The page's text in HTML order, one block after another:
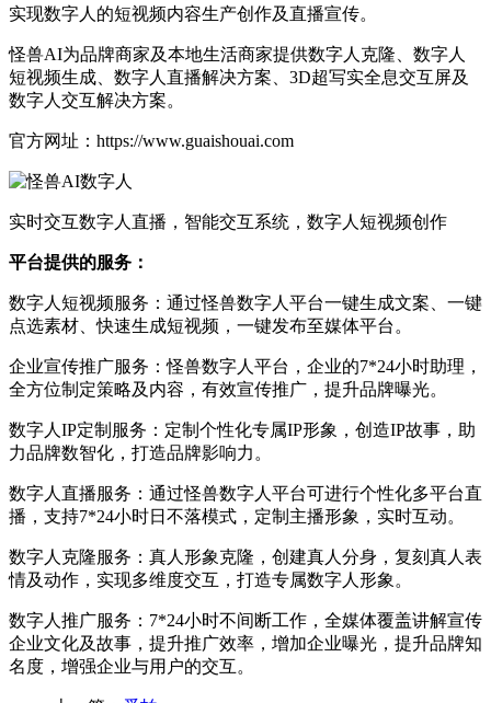
实现数字人的短视频内容生产创作及直播宣传。
怪兽AI为品牌商家及本地生活商家提供数字人克隆、数字人
短视频生成、数字人直播解决方案、3D超写实全息交互屏及
数字人交互解决方案。
官方网址：https://www.guaishouai.com
实时交互数字人直播，智能交互系统，数字人短视频创作
平台提供的服务：
数字人短视频服务：通过怪兽数字人平台一键生成文案、一键
点选素材、快速生成短视频，一键发布至媒体平台。
企业宣传推广服务：怪兽数字人平台，企业的7*24小时助理，
全方位制定策略及内容，有效宣传推广，提升品牌曝光。
数字人IP定制服务：定制个性化专属IP形象，创造IP故事，助
力品牌数智化，打造品牌影响力。
数字人直播服务：通过怪兽数字人平台可进行个性化多平台直
播，支持7*24小时日不落模式，定制主播形象，实时互动。
数字人克隆服务：真人形象克隆，创建真人分身，复刻真人表
情及动作，实现多维度交互，打造专属数字人形象。
数字人推广服务：7*24小时不间断工作，全媒体覆盖讲解宣传
企业文化及故事，提升推广效率，增加企业曝光，提升品牌知
名度，增强企业与用户的交互。